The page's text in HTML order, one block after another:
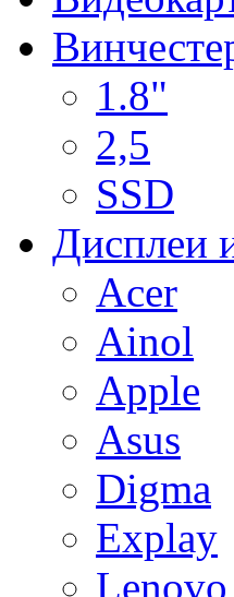
1.8"
2,5
SSD
Дисплеи
Acer
Ainol
Apple
Asus
Digma
Explay
Lenovo